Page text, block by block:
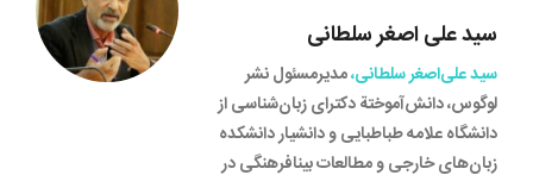
سید علی اصغر سلطانی
سید علی‌اصغر سلطانی،مدیرمسئول نشر
لوگوس، دانش‌آموختة دکترای زبان‌شناسی از
دانشگاه علامه طباطبایی و دانشیار دانشکده
زبان‌های خارجی و مطالعات بینافرهنگی در